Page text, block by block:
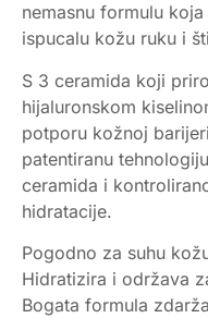
nemasnu formulu
ispucalu kožu ruku i
S 3 ceramida koji
hijaluronskom
potporu kožnoj
patentiranu
ceramida i
hidratacije.
Pogodno za suhu
Hidratizira i održava
Bogata formula